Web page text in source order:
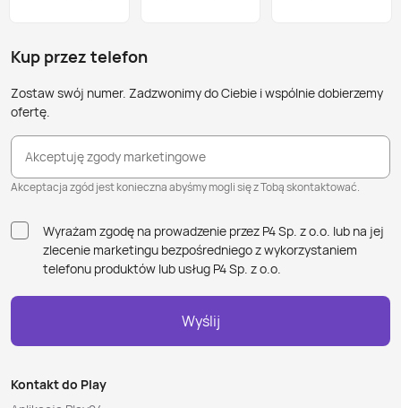
Kup przez telefon
Zostaw swój numer. Zadzwonimy do Ciebie i wspólnie dobierzemy
ofertę.
Akceptuję zgody marketingowe
Akceptacja zgód jest konieczna abyśmy mogli się z Tobą skontaktować.
Wyrażam zgodę na prowadzenie przez P4 Sp. z o.o. lub na jej
zlecenie marketingu bezpośredniego z wykorzystaniem
telefonu produktów lub usług P4 Sp. z o.o.
Wyślij
Kontakt do Play